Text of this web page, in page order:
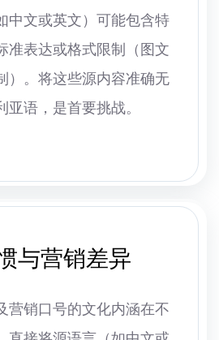
中文或英文）可能包含特
准表达或格式限制（图文
）。将这些源内容准确无
语，是首要挑战。
与营销差异
营销口号的文化内涵在不